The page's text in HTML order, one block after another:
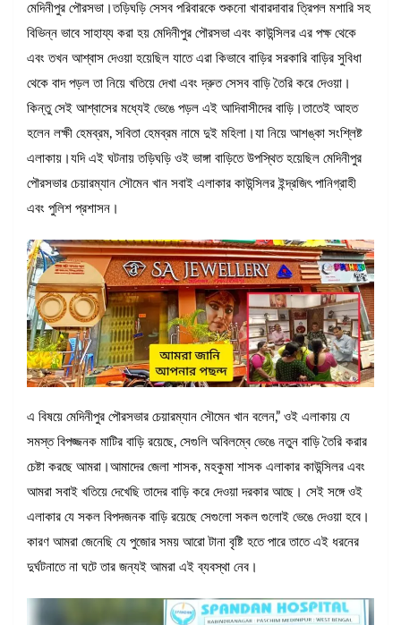
মেদিনীপুর পৌরসভা।তড়িঘড়ি সেসব পরিবারকে শুকনো খাবারদাবার ত্রিপল মশারি সহ
বিভিন্ন ভাবে সাহায্য করা হয় মেদিনীপুর পৌরসভা এবং কাউন্সিলর এর পক্ষ থেকে
এবং তখন আশ্বাস দেওয়া হয়েছিল যাতে এরা কিভাবে বাড়ির সরকারি বাড়ির সুবিধা
থেকে বাদ পড়ল তা নিয়ে খতিয়ে দেখা এবং দ্রুত সেসব বাড়ি তৈরি করে দেওয়া।
কিন্তু সেই আশ্বাসের মধ্যেই ভেঙে পড়ল এই আদিবাসীদের বাড়ি।তাতেই আহত
হলেন লক্ষী হেমব্রম, সবিতা হেমব্রম নামে দুই মহিলা।যা নিয়ে আশঙ্কা সংশ্লিষ্ট
এলাকায়।যদি এই ঘটনায় তড়িঘড়ি ওই ভাঙ্গা বাড়িতে উপস্থিত হয়েছিল মেদিনীপুর
পৌরসভার চেয়ারম্যান সৌমেন খান সবাই এলাকার কাউন্সিলর ইন্দ্রজিৎ পানিগ্রাহী
এবং পুলিশ প্রশাসন।
এ বিষয়ে মেদিনীপুর পৌরসভার চেয়ারম্যান সৌমেন খান বলেন,” ওই এলাকায় যে
সমস্ত বিপজ্জনক মাটির বাড়ি রয়েছে, সেগুলি অবিলম্বে ভেঙে নতুন বাড়ি তৈরি করার
চেষ্টা করছে আমরা।আমাদের জেলা শাসক, মহকুমা শাসক এলাকার কাউন্সিলর এবং
আমরা সবাই খতিয়ে দেখেছি তাদের বাড়ি করে দেওয়া দরকার আছে। সেই সঙ্গে ওই
এলাকার যে সকল বিপদজনক বাড়ি রয়েছে সেগুলো সকল গুলোই ভেঙে দেওয়া হবে।
কারণ আমরা জেনেছি যে পুজোর সময় আরো টানা বৃষ্টি হতে পারে তাতে এই ধরনের
দুর্ঘটনাতে না ঘটে তার জন্যই আমরা এই ব্যবস্থা নেব।